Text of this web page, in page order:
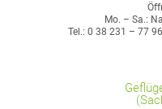
Mo. – Sa.:
Tel.: 0 38 231 – 77